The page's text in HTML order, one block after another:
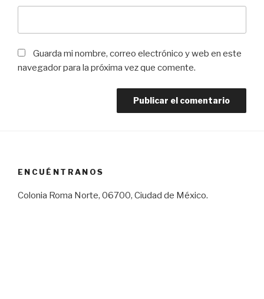
Guarda mi nombre, correo electrónico y web en este
navegador para la próxima vez que comente.
ENCUÉNTRANOS
Colonia Roma Norte, 06700, Ciudad de México.